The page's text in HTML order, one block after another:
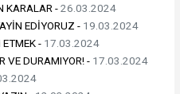
KARALAR -26.03.2024
EDİYORUZ - 19.03.2024
- 17.03.2024
VE DURAMIYOR! - 17.03.2024